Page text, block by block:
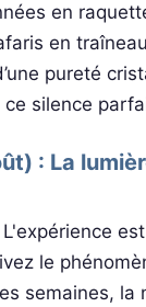
en
en
pureté
silence
: La
le
semaines, la